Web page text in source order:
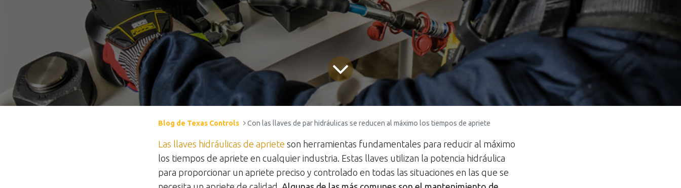
Blog de Texas Controls Con las llaves de par hidráulicas se reducen al máximo los tiempos de apriete
Las llaves hidráulicas de apriete son herramientas fundamentales para reducir al máximo
los tiempos de apriete en cualquier industria. Estas llaves utilizan la potencia hidráulica
para proporcionar un apriete preciso y controlado en todas las situaciones en las que se